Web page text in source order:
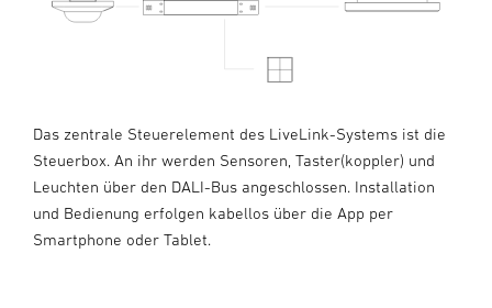
Das zentrale Steuerelement des LiveLink-Systems ist die
Steuerbox. An ihr werden Sensoren, Taster(koppler) und
Leuchten über den DALI-Bus angeschlossen. Installation
und Bedienung erfolgen kabellos über die App per
Smartphone oder Tablet.